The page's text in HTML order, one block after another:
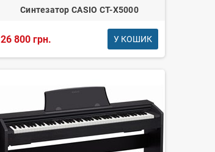
Синтезатор CASIO CT-X5000
26 800 грн. У КОШИК